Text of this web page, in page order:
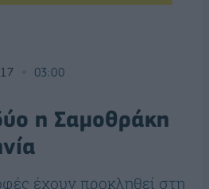
03:00
η Σαμοθράκη
έχουν προκληθεί στη